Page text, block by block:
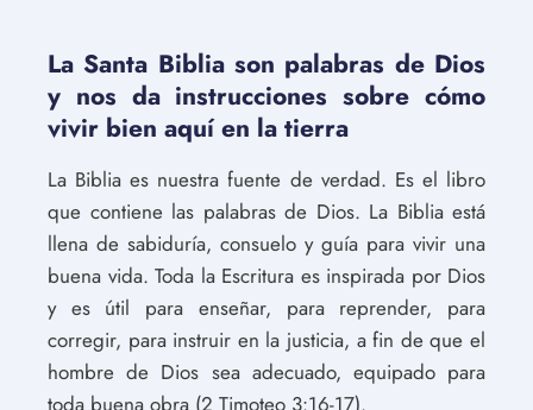
La Santa Biblia son palabras de Dios
y nos da instrucciones sobre cómo
vivir bien aquí en la tierra
La Biblia es nuestra fuente de verdad. Es el libro
que contiene las palabras de Dios. La Biblia está
llena de sabiduría, consuelo y guía para vivir una
buena vida. Toda la Escritura es inspirada por Dios
y es útil para enseñar, para reprender, para
corregir, para instruir en la justicia, a fin de que el
hombre de Dios sea adecuado, equipado para
toda buena obra (2 Timoteo 3:16-17).